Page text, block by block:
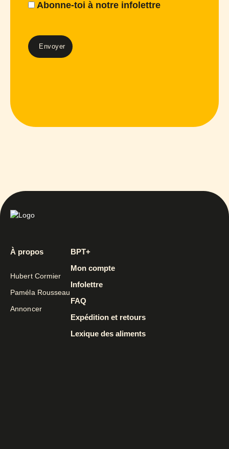
Abonne-toi à notre infolettre
À propos
Hubert Cormier
Paméla Rousseau
Annoncer
BPT+
Mon compte
Infolettre
FAQ
Expédition et retours
Lexique des aliments